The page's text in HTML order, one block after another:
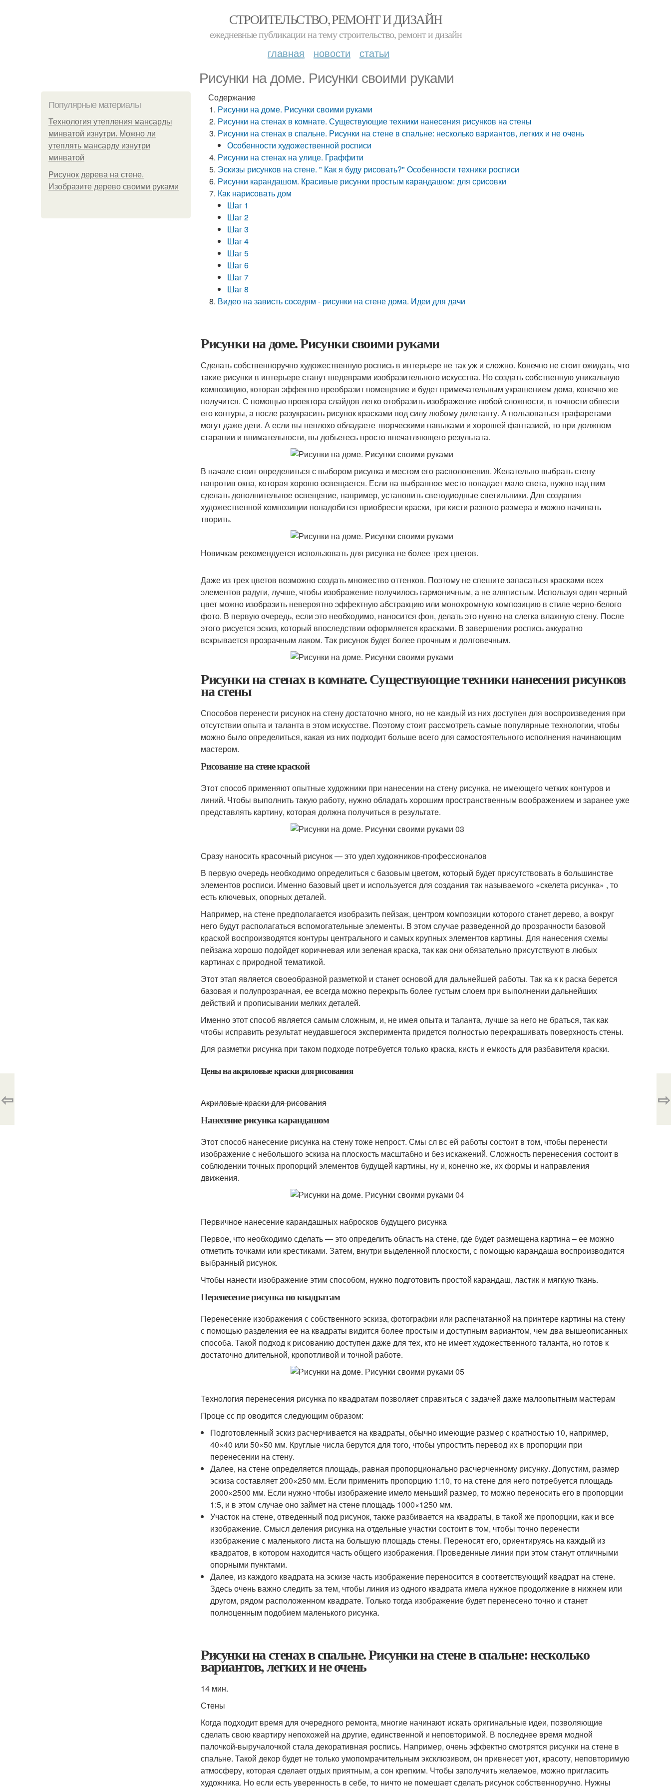
СТРОИТЕЛЬСТВО, РЕМОНТ И ДИЗАЙН
ежедневные публикации на тему строительство, ремонт и дизайн
главная новости статьи
Рисунки на доме. Рисунки своими руками
Популярные материалы
Технология утепления мансарды
минватой изнутри. Можно ли
утеплять мансарду изнутри
минватой
Рисунок дерева на стене.
Изобразите дерево своими руками
Содержание
Рисунки на доме. Рисунки своими руками
Рисунки на стенах в комнате. Существующие техники нанесения рисунков на стены
Рисунки на стенах в спальне. Рисунки на стене в спальне: несколько вариантов, легких и не очень
Особенности художественной росписи
Рисунки на стенах на улице. Граффити
Эскизы рисунков на стене. " Как я буду рисовать?" Особенности техники росписи
Рисунки карандашом. Красивые рисунки простым карандашом: для срисовки
Как нарисовать дом
Шаг 1
Шаг 2
Шаг 3
Шаг 4
Шаг 5
Шаг 6
Шаг 7
Шаг 8
Видео на зависть соседям - рисунки на стене дома. Идеи для дачи
Рисунки на доме. Рисунки своими руками
Сделать собственноручно художественную роспись в интерьере не так уж и сложно. Конечно не стоит ожидать, что
такие рисунки в интерьере станут шедеврами изобразительного искусства. Но создать собственную уникальную
композицию, которая эффектно преобразит помещение и будет примечательным украшением дома, конечно же
получится. С помощью проектора слайдов легко отобразить изображение любой сложности, в точности обвести
его контуры, а после разукрасить рисунок красками под силу любому дилетанту. А пользоваться трафаретами
могут даже дети. А если вы неплохо обладаете творческими навыками и хорошей фантазией, то при должном
старании и внимательности, вы добьетесь просто впечатляющего результата.
В начале стоит определиться с выбором рисунка и местом его расположения. Желательно выбрать стену
напротив окна, которая хорошо освещается. Если на выбранное место попадает мало света, нужно над ним
сделать дополнительное освещение, например, установить светодиодные светильники. Для создания
художественной композиции понадобится приобрести краски, три кисти разного размера и можно начинать
творить.
Новичкам рекомендуется использовать для рисунка не более трех цветов.
Даже из трех цветов возможно создать множество оттенков. Поэтому не спешите запасаться красками всех
элементов радуги, лучше, чтобы изображение получилось гармоничным, а не аляпистым. Используя один черный
цвет можно изобразить невероятно эффектную абстракцию или монохромную композицию в стиле черно-белого
фото. В первую очередь, если это необходимо, наносится фон, делать это нужно на слегка влажную стену. После
этого рисуется эскиз, который впоследствии оформляется красками. В завершении роспись аккуратно
вскрывается прозрачным лаком. Так рисунок будет более прочным и долговечным.
Рисунки на стенах в комнате. Существующие техники нанесения рисунков
на стены
Способов перенести рисунок на стену достаточно много, но не каждый из них доступен для воспроизведения при
отсутствии опыта и таланта в этом искусстве. Поэтому стоит рассмотреть самые популярные технологии, чтобы
можно было определиться, какая из них подходит больше всего для самостоятельного исполнения начинающим
мастером.
Рисование на стене краской
Этот способ применяют опытные художники при нанесении на стену рисунка, не имеющего четких контуров и
линий. Чтобы выполнить такую работу, нужно обладать хорошим пространственным воображением и заранее уже
представлять картину, которая должна получиться в результате.
Сразу наносить красочный рисунок — это удел художников-профессионалов
В первую очередь необходимо определиться с базовым цветом, который будет присутствовать в большинстве
элементов росписи. Именно базовый цвет и используется для создания так называемого «скелета рисунка» , то
есть ключевых, опорных деталей.
Например, на стене предполагается изобразить пейзаж, центром композиции которого станет дерево, а вокруг
него будут располагаться вспомогательные элементы. В этом случае разведенной до прозрачности базовой
краской воспроизводятся контуры центрального и самых крупных элементов картины. Для нанесения схемы
пейзажа хорошо подойдет коричневая или зеленая краска, так как они обязательно присутствуют в любых
картинах с природной тематикой.
Этот этап является своеобразной разметкой и станет основой для дальнейшей работы. Так ка к к раска берется
базовая и полупрозрачная, ее всегда можно перекрыть более густым слоем при выполнении дальнейших
действий и прописывании мелких деталей.
Именно этот способ является самым сложным, и, не имея опыта и таланта, лучше за него не браться, так как
чтобы исправить результат неудавшегося эксперимента придется полностью перекрашивать поверхность стены.
Для разметки рисунка при таком подходе потребуется только краска, кисть и емкость для разбавителя краски.
Цены на акриловые краски для рисования
Акриловые краски для рисования
Нанесение рисунка карандашом
Этот способ нанесение рисунка на стену тоже непрост. Смы сл вс ей работы состоит в том, чтобы перенести
изображение с небольшого эскиза на плоскость масштабно и без искажений. Сложность перенесения состоит в
соблюдении точных пропорций элементов будущей картины, ну и, конечно же, их формы и направления
движения.
Первичное нанесение карандашных набросков будущего рисунка
Первое, что необходимо сделать — это определить область на стене, где будет размещена картина – ее можно
отметить точками или крестиками. Затем, внутри выделенной плоскости, с помощью карандаша воспроизводится
выбранный рисунок.
Чтобы нанести изображение этим способом, нужно подготовить простой карандаш, ластик и мягкую ткань.
Перенесение рисунка по квадратам
Перенесение изображения с собственного эскиза, фотографии или распечатанной на принтере картины на стену
с помощью разделения ее на квадраты видится более простым и доступным вариантом, чем два вышеописанных
способа. Такой подход к рисованию доступен даже для тех, кто не имеет художественного таланта, но готов к
достаточно длительной, кропотливой и точной работе.
Технология перенесения рисунка по квадратам позволяет справиться с задачей даже малоопытным мастерам
Проце сс пр оводится следующим образом:
Подготовленный эскиз расчерчивается на квадраты, обычно имеющие размер с кратностью 10, например,
40×40 или 50×50 мм. Круглые числа берутся для того, чтобы упростить перевод их в пропорции при
перенесении на стену.
Далее, на стене определяется площадь, равная пропорционально расчерченному рисунку. Допустим, размер
эскиза составляет 200×250 мм. Если применить пропорцию 1:10, то на стене для него потребуется площадь
2000×2500 мм. Если нужно чтобы изображение имело меньший размер, то можно переносить его в пропорции
1:5, и в этом случае оно займет на стене площадь 1000×1250 мм.
Участок на стене, отведенный под рисунок, также разбивается на квадраты, в такой же пропорции, как и все
изображение. Смысл деления рисунка на отдельные участки состоит в том, чтобы точно перенести
изображение с маленького листа на большую площадь стены. Переносят его, ориентируясь на каждый из
квадратов, в котором находится часть общего изображения. Проведенные линии при этом станут отличными
опорными пунктами.
Далее, из каждого квадрата на эскизе часть изображение переносится в соответствующий квадрат на стене.
Здесь очень важно следить за тем, чтобы линия из одного квадрата имела нужное продолжение в нижнем или
другом, рядом расположенном квадрате. Только тогда изображение будет перенесено точно и станет
полноценным подобием маленького рисунка.
Рисунки на стенах в спальне. Рисунки на стене в спальне: несколько
вариантов, легких и не очень
14 мин.
Стены
Когда подходит время для очередного ремонта, многие начинают искать оригинальные идеи, позволяющие
сделать свою квартиру непохожей на другие, единственной и неповторимой. В последнее время модной
палочкой-выручалочкой стала декоративная роспись. Например, очень эффектно смотрятся рисунки на стене в
спальне. Такой декор будет не только умопомрачительным эксклюзивом, он привнесет уют, красоту, неповторимую
атмосферу, которая сделает отдых приятным, а сон крепким. Чтобы заполучить желаемое, можно пригласить
художника. Но если есть уверенность в себе, то ничто не помешает сделать рисунок собственноручно. Нужны
⇦ ⇨